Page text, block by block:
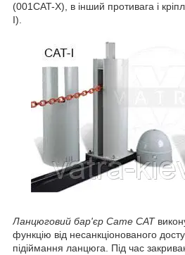
(001CAT-X), в інший противага і
I).
Ланцюговий бар'єр Came CAT
функцію від несанкціонованого
підіймання ланцюга. Під час